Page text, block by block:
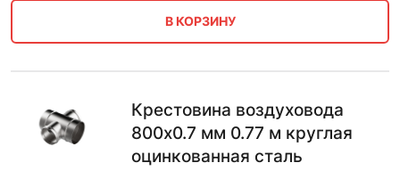
В КОРЗИНУ
Крестовина воздуховода
800х0.7 мм 0.77 м круглая
оцинкованная сталь